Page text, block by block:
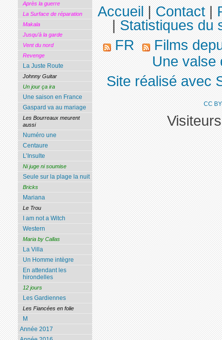
Après la guerre
La Surface de réparation
Makala
Jusqu’à la garde
Vent du nord
Revenge
La Juste Route
Johnny Guitar
Un jour ça ira
Une saison en France
Gaspard va au mariage
Les Bourreaux meurent
aussi
Numéro une
Centaure
L’Insulte
Ni juge ni soumise
Seule sur la plage la nuit
Bricks
Mariana
Le Trou
I am not a Witch
Western
Maria by Callas
La Villa
Un Homme intègre
En attendant les
hirondelles
12 jours
Les Gardiennes
Les Fiancées en folie
M
Année 2017
Accueil|Contact|
|Statistiques du
FR
Films
Une valse
Site réalisé avec
CC